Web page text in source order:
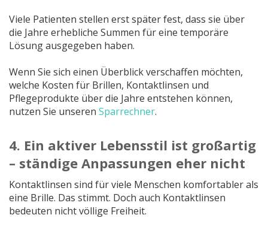
Viele Patienten stellen erst später fest, dass sie über
die Jahre erhebliche Summen für eine temporäre
Lösung ausgegeben haben.
Wenn Sie sich einen Überblick verschaffen möchten,
welche Kosten für Brillen, Kontaktlinsen und
Pflegeprodukte über die Jahre entstehen können,
nutzen Sie unseren Sparrechner.
4. Ein aktiver Lebensstil ist großartig
– ständige Anpassungen eher nicht
Kontaktlinsen sind für viele Menschen komfortabler als
eine Brille. Das stimmt. Doch auch Kontaktlinsen
bedeuten nicht völlige Freiheit.